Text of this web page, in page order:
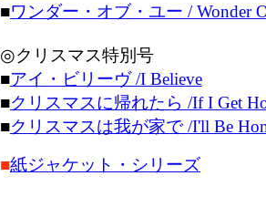
■ワンダー・オブ・ユー / Wonder
◎クリスマス特別号
■アイ・ビリーヴ /I Believe
■クリスマスに帰れたら /If I Get
■クリスマスは我が家で /I'll Be
■紙ジャケット・シリーズ